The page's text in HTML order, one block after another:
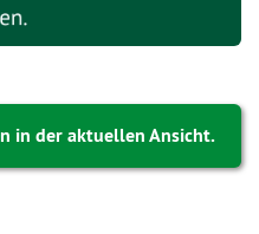
in der aktuellen Ansicht.